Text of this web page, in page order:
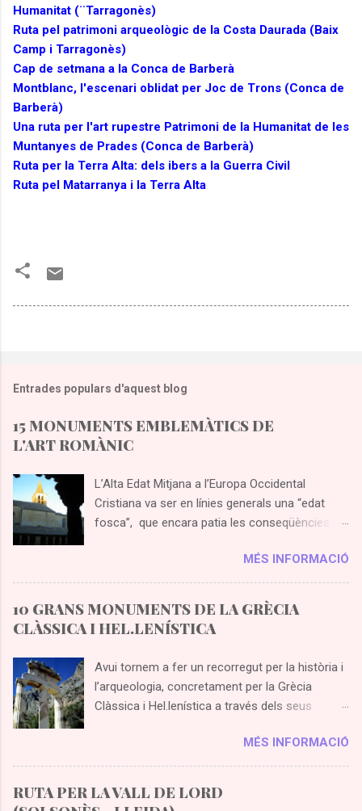
Humanitat (¨Tarragonès)
Ruta pel patrimoni arqueològic de la Costa Daurada (Baix
Camp i Tarragonès)
Cap de setmana a la Conca de Barberà
Montblanc, l'escenari oblidat per Joc de Trons (Conca de
Barberà)
Una ruta per l'art rupestre Patrimoni de la Humanitat de les
Muntanyes de Prades (Conca de Barberà)
Ruta per la Terra Alta: dels ibers a la Guerra Civil
Ruta pel Matarranya i la Terra Alta
Entrades populars d'aquest blog
15 MONUMENTS EMBLEMÀTICS DE
L'ART ROMÀNIC
L’Alta Edat Mitjana a l’Europa Occidental
Cristiana va ser en línies generals una “edat
fosca”, que encara patia les conseqüències
Simplificant molt es pot concloure que el rígid
sistema feudal regia el món medieval en tots
els àmbits: polític, social, econòmic, cultural i
religiós. En aquest context del feudalisme, a
àmbit bàsicament rural. Fins a finals de S XII el
romànic és l’art que domina l’Europa Occidental
estendre fins a països més orientals com
Sintetitzar en unes poques línies l’origen,
MÉS INFORMACIÓ
10 GRANS MONUMENTS DE LA GRÈCIA
CLÀSSICA I HEL.LENÍSTICA
Avui tornem a fer un recorregut per la història i
l’arqueologia, concretament per la Grècia
Clàssica i Hel.lenística a través dels seus
aportacions de la Grècia Clàssica en la història
de la humanitat en camps com la democràcia,
Possiblement ha transcendit molt més la fama
MÉS INFORMACIÓ
RUTA PER LA VALL DE LORD